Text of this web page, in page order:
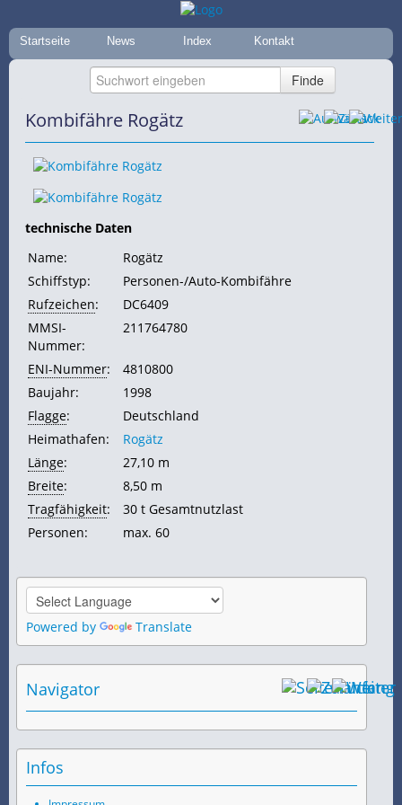
Startseite News Index Kontakt
Kombifähre Rogätz
technische Daten
Name:
Rogätz
Schiffstyp:
Personen-/Auto-Kombifähre
Rufzeichen:
DC6409
MMSI-
Nummer:
211764780
ENI-Nummer:
4810800
Baujahr:
1998
Flagge:
Deutschland
Heimathafen:
Rogätz
Länge:
27,10 m
Breite:
8,50 m
Tragfähigkeit:
30 t Gesamtnutzlast
Personen:
max. 60
Powered by Translate
Navigator
Infos